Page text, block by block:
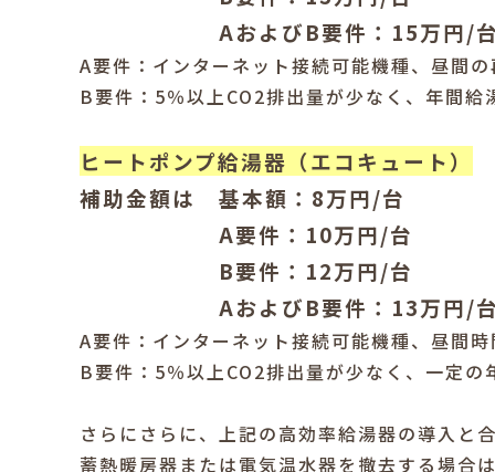
AおよびB要件：15万円/
A要件：インターネット接続可能機種、昼間
B要件：5％以上CO2排出量が少なく、年間
ヒートポンプ給湯器（エコキュート）
補助金額は 基本額：8万円/台
A要件：10万円/台
B要件：12万円/台
AおよびB要件：13万円/
A要件：インターネット接続可能機種、昼間
B要件：5％以上CO2排出量が少なく、一定
さらにさらに、上記の高効率給湯器の導入と
蓄熱暖房器または電気温水器を撤去する場合